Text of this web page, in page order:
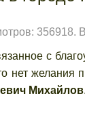
356918.
с
нет
Михайлов.